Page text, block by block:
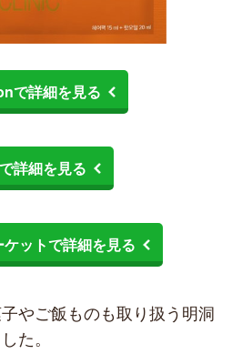
で詳細を見る
詳細を見る
ットで詳細を見る
やご飯ものも取り扱う明洞
た。